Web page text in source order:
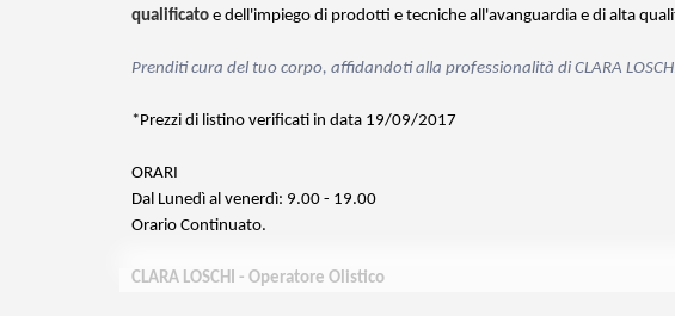
qualificato e dell'impiego di prodotti e tecniche all'avanguardia e di alta
Prenditi cura del tuo corpo, affidandoti alla professionalità di CLARA
*Prezzi di listino verificati in data 19/09/2017
ORARI
Dal Lunedì al venerdì: 9.00 - 19.00
Orario Continuato.
CLARA LOSCHI - Operatore Olistico